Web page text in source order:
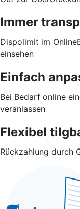
Immer
Dispolimit im
einsehen
Einfach
Bei Bedarf online
veranlassen
Flexibel
Rückzahlung durch